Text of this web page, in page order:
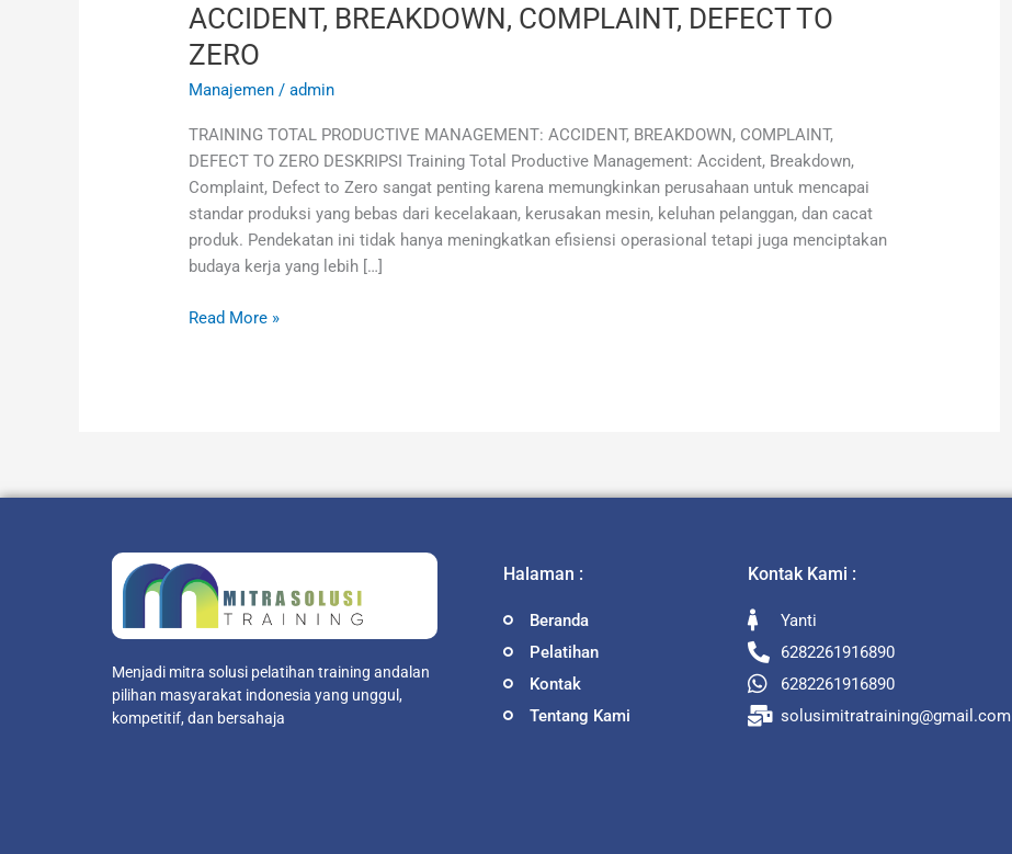
ACCIDENT, BREAKDOWN, COMPLAINT, DEFECT TO
ZERO
Manajemen /admin
TRAINING TOTAL PRODUCTIVE MANAGEMENT: ACCIDENT, BREAKDOWN, COMPLAINT,
DEFECT TO ZERO DESKRIPSI Training Total Productive Management: Accident, Breakdown,
Complaint, Defect to Zero sangat penting karena memungkinkan perusahaan untuk mencapai
standar produksi yang bebas dari kecelakaan, kerusakan mesin, keluhan pelanggan, dan cacat
produk. Pendekatan ini tidak hanya meningkatkan efisiensi operasional tetapi juga menciptakan
budaya kerja yang lebih […]
Read More »
Menjadi mitra solusi pelatihan training andalan
pilihan masyarakat indonesia yang unggul,
kompetitif, dan bersahaja
Halaman :
Beranda
Pelatihan
Kontak
Tentang Kami
Kontak Kami :
Yanti
6282261916890
6282261916890
solusimitratraining@gmail.com